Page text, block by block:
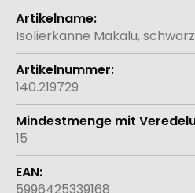
Weitere
Informationen
Isolierkanne Makalu, schwarz
140.219729
15